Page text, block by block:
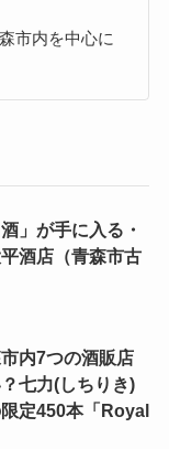
市内を中心に
」が手に入る・
酒店（青森市古
市内7つの酒販店
七力(しちりき)
定450本「Royal